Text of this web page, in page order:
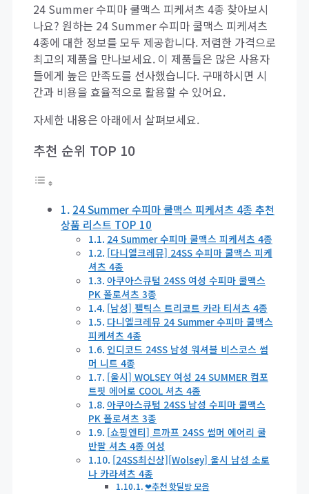
24 Summer 수피마 쿨맥스 피케셔츠 4종 찾아보시
나요? 원하는 24 Summer 수피마 쿨맥스 피케셔츠
4종에 대한 정보를 모두 제공합니다. 저렴한 가격으로
최고의 제품을 만나보세요. 이 제품들은 많은 사용자
들에게 높은 만족도를 선사했습니다. 구매하시면 시
간과 비용을 효율적으로 활용할 수 있어요.
자세한 내용은 아래에서 살펴보세요.
추천 순위 TOP 10
24 Summer 수피마 쿨맥스 피케셔츠 4종 추천
상품 리스트 TOP 10
24 Summer 수피마 쿨맥스 피케셔츠 4종
[다니엘크레뮤] 24SS 수피마 쿨맥스 피케
셔츠 4종
아쿠아스큐텀 24SS 여성 수피마 쿨맥스
PK 폴로셔츠 3종
[남성] 펠틱스 트리코트 카라 티셔츠 4종
다니엘크레뮤 24 Summer 수피마 쿨맥스
피케셔츠 4종
인디코드 24SS 남성 워셔블 비스코스 썸
머 니트 4종
[울시] WOLSEY 여성 24 SUMMER 컴포
트핏 에어로 COOL 셔츠 4종
아쿠아스큐텀 24SS 남성 수피마 쿨맥스
PK 폴로셔츠 3종
[쇼핑엔티] 르까프 24SS 썸머 에어리 쿨
반팔 셔츠 4종 여성
[24SS최신상][Wolsey] 울시 남성 소로
나 카라셔츠 4종
❤추천 핫딜방 모음